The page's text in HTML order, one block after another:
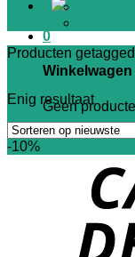
0
Winkelwagen
Geen
Producten
Enig resultaat
-10%